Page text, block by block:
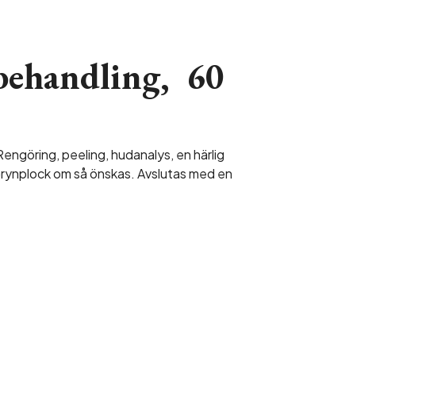
60
peeling, hudanalys, en härlig
om så önskas. Avslutas med en